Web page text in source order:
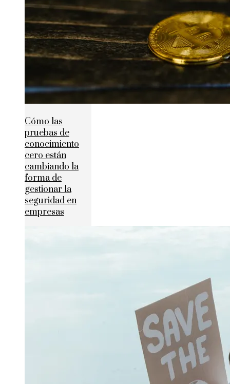
Cómo las
pruebas de
conocimiento
cero están
cambiando la
forma de
gestionar la
seguridad en
empresas